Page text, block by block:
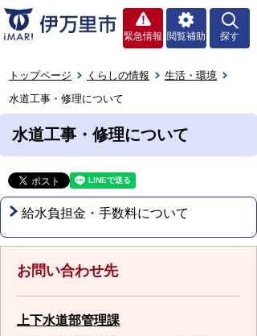
緊急情報 閲覧補助 探す
トップページ くらしの情報
生活・環境
水道工事・修理について
水道工事・修理について
給水負担金・手数料について
お問い合わせ先
上下水道部管理課